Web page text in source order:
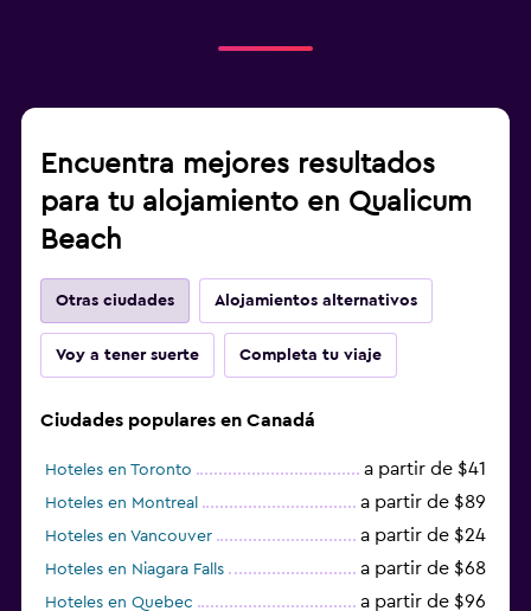
Encuentra mejores resultados
para tu alojamiento en Qualicum
Beach
Otras ciudades Alojamientos alternativos
Voy a tener suerte Completa tu viaje
Ciudades populares en Canadá
Hoteles en Toronto a partir de $41
Hoteles en Montreal a partir de $89
Hoteles en Vancouver a partir de $24
Hoteles en Niagara Falls a partir de $68
Hoteles en Quebec a partir de $96